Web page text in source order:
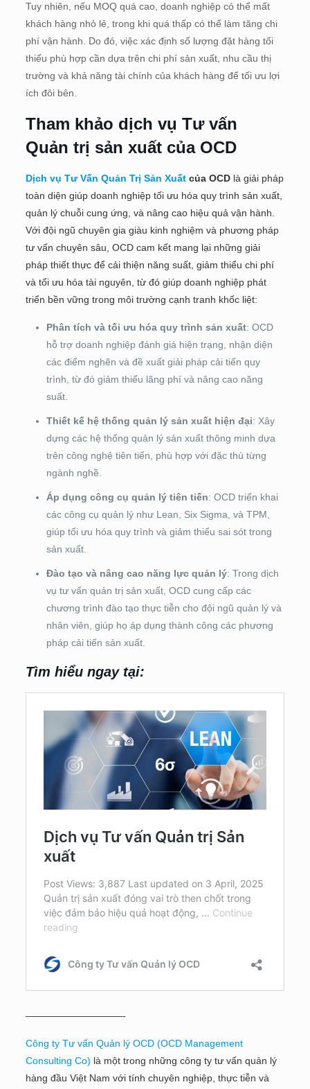
Tuy nhiên, nếu MOQ quá cao, doanh nghiệp có thể mất
khách hàng nhỏ lẻ, trong khi quá thấp có thể làm tăng chi
phí vận hành. Do đó, việc xác định số lượng đặt hàng tối
thiểu phù hợp cần dựa trên chi phí sản xuất, nhu cầu thị
trường và khả năng tài chính của khách hàng để tối ưu lợi
ích đôi bên.
Tham khảo dịch vụ Tư vấn
Quản trị sản xuất của OCD
Dịch vụ Tư Vấn Quản Trị Sản Xuất của OCDlà giải pháp
toàn diện giúp doanh nghiệp tối ưu hóa quy trình sản xuất,
quản lý chuỗi cung ứng, và nâng cao hiệu quả vận hành.
Với đội ngũ chuyên gia giàu kinh nghiệm và phương pháp
tư vấn chuyên sâu, OCD cam kết mang lại những giải
pháp thiết thực để cải thiện năng suất, giảm thiểu chi phí
và tối ưu hóa tài nguyên, từ đó giúp doanh nghiệp phát
triển bền vững trong môi trường cạnh tranh khốc liệt:
Phân tích và tối ưu hóa quy trình sản xuất: OCD
hỗ trợ doanh nghiệp đánh giá hiện trạng, nhận diện
các điểm nghẽn và đề xuất giải pháp cải tiến quy
trình, từ đó giảm thiểu lãng phí và nâng cao năng
suất.
Thiết kế hệ thống quản lý sản xuất hiện đại: Xây
dựng các hệ thống quản lý sản xuất thông minh dựa
trên công nghệ tiên tiến, phù hợp với đặc thù từng
ngành nghề.
Áp dụng công cụ quản lý tiên tiến: OCD triển khai
các công cụ quản lý như Lean, Six Sigma, và TPM,
giúp tối ưu hóa quy trình và giảm thiểu sai sót trong
sản xuất.
Đào tạo và nâng cao năng lực quản lý: Trong dịch
vụ tư vấn quản trị sản xuất, OCD cung cấp các
chương trình đào tạo thực tiễn cho đội ngũ quản lý và
nhân viên, giúp họ áp dụng thành công các phương
pháp cải tiến sản xuất.
Tìm hiểu ngay tại:
——————————-
Công ty Tư vấn Quản lý OCD (OCD Management
Consulting Co) là một trong những công ty tư vấn quản lý
hàng đầu Việt Nam với tính chuyên nghiệp, thực tiễn và